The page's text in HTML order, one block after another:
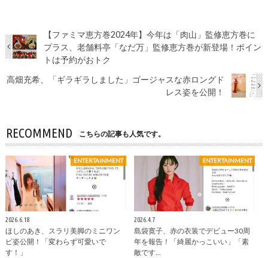
【ファミマ恵方巻2024年】今年は「肉山」監修恵方巻に
プラス、老舗料亭「なだ万」監修恵方巻が新登場！ポイン
トは予約がおトク
高畑充希、「ギラギラしました」ゴージャスな赤ロングド
レス姿を公開！
RECOMMEND こちらの記事も人気です。
ENTERTAINMENT
2026.6.18
ほしのあき、スラリ美脚のミニワン
ピ姿公開！「変わらず可愛いで
す！」
ENTERTAINMENT
2026.4.7
島袋寛子、赤の衣装でデビュー30周
年を報告！「綺麗かっこいい」「素
敵です…